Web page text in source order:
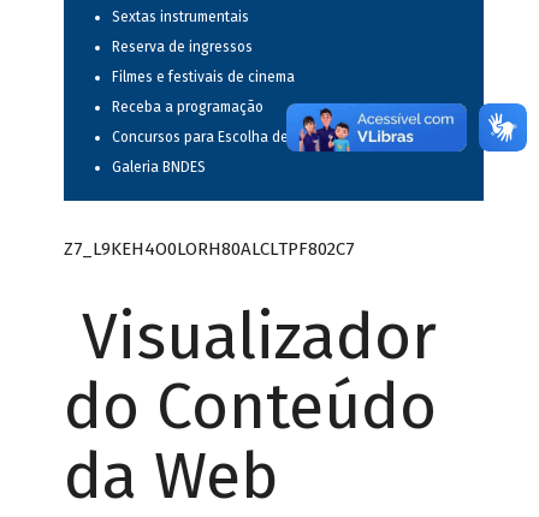
Sextas instrumentais
Reserva de ingressos
Filmes e festivais de cinema
Receba a programação
Concursos para Escolha de Espetáculos Musicais
Galeria BNDES
Z7_L9KEH4O0LORH80ALCLTPF802C7
Visualizador
do Conteúdo
da Web